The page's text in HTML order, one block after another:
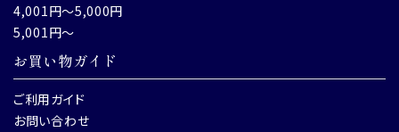
4,001円～5,000円
5,001円～
お買い物ガイド
ご利用ガイド
お問い合わせ